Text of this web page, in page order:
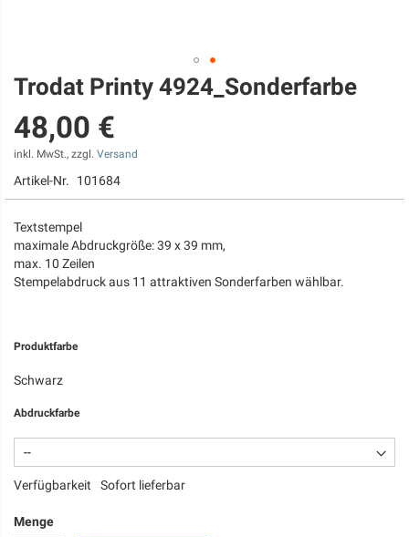
Zum
Anfang
der
Bildgalerie
springen
Trodat Printy 4924_Sonderfarbe
48,00 €
inkl. MwSt., zzgl. Versand
Artikel-Nr. 101684
Textstempel
maximale Abdruckgröße: 39 x 39 mm,
max. 10 Zeilen
Stempelabdruck aus 11 attraktiven Sonderfarben wählbar.
Produktfarbe
Schwarz
Abdruckfarbe
Verfügbarkeit Sofort lieferbar
Menge